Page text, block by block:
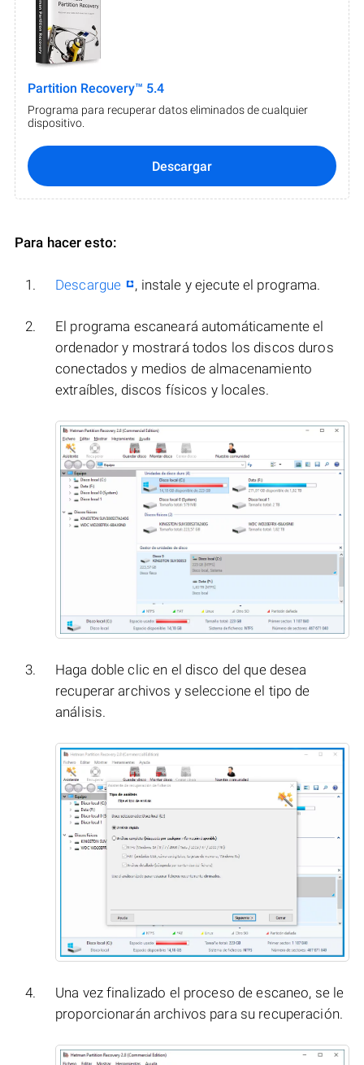
Partition Recovery™ 5.4
Programa para recuperar datos eliminados de cualquier
dispositivo.
Descargar
Para hacer esto:
Descargue , instale y ejecute el programa.
El programa escaneará automáticamente el
ordenador y mostrará todos los discos duros
conectados y medios de almacenamiento
extraíbles, discos físicos y locales.
Haga doble clic en el disco del que desea
recuperar archivos y seleccione el tipo de
análisis.
Una vez finalizado el proceso de escaneo, se le
proporcionarán archivos para su recuperación.